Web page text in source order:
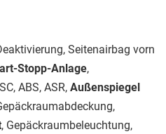
Seitenairbag vorn
Stopp-Anlage,
ABS, ASR, Außenspiegel
, Gepäckraumbeleuchtung,